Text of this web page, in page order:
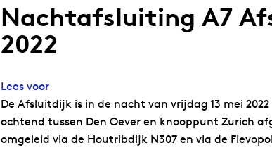
Nachtafsluiting A7
2022
Lees voor
De Afsluitdijk is in de nacht van vrijdag 13 mei
ochtend tussen Den Oever en knooppunt Zurich
omgeleid via de Houtribdijk N307 en via de